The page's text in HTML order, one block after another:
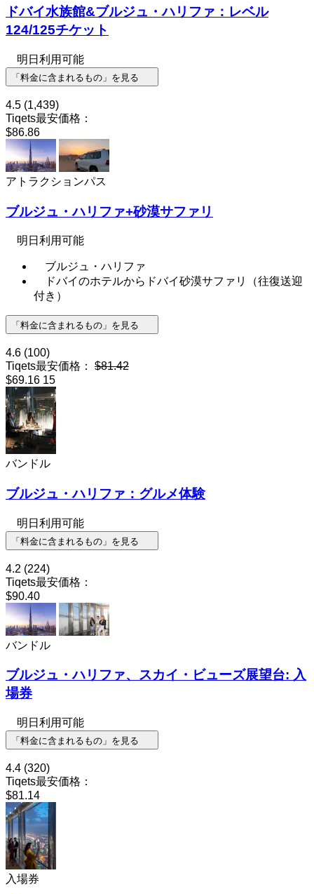
ドバイ水族館&ブルジュ・ハリファ：レベル
124/125チケット
明日利用可能
「料金に含まれるもの」を見る
4.5 (1,439)
Tiqets最安価格：
$86.86
アトラクションパス
ブルジュ・ハリファ+砂漠サファリ
明日利用可能
ブルジュ・ハリファ
ドバイのホテルからドバイ砂漠サファリ（往復送迎
付き）
「料金に含まれるもの」を見る
4.6 (100)
Tiqets最安価格： $81.42
$69.16 15
バンドル
ブルジュ・ハリファ：グルメ体験
明日利用可能
「料金に含まれるもの」を見る
4.2 (224)
Tiqets最安価格：
$90.40
バンドル
ブルジュ・ハリファ、スカイ・ビューズ展望台: 入
場券
明日利用可能
「料金に含まれるもの」を見る
4.4 (320)
Tiqets最安価格：
$81.14
入場券